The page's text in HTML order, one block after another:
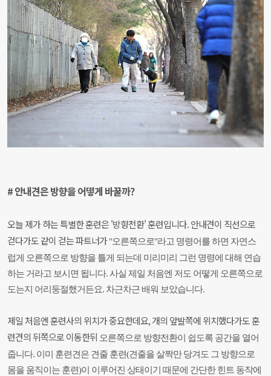
# 안내견은 방향을 어떻게 바꿀까?
오늘 제가 하는 특별한 훈련은 '방향전환' 훈련입니다. 안내견이 직선으로
걷다가도 같이 걷는파트너가"오른쪽으로"라고 명령어를 하면 자연스
럽게 오른쪽으로 방향을 틀게 되는데 미리미리 그런 명령에대해 연습
하는 거라고 보시면 됩니다.사실 제일 처음엔 저도 어떻게 오른쪽으로
도는지 어리둥절했거든요. 차근차근 배워 보았습니다.
제일 처음엔 훈련사의 위치가 중요한데요, 개의 앞발쪽에 위치했다가도 훈
련견의 뒤쪽으로 이동한뒤 오른쪽으로 방향전환이 쉽도록 공간을 열어
줍니다. 이미 훈련견은 견줄 훈련(견줄을 살짝만당겨도 그 방향으로
몸을 움직이는 훈련)이 이루어진 상태이기 때문에 간단한 힌트 동작에